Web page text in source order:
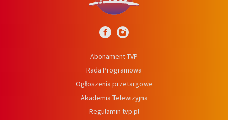
Abonament TVP
Rada Programowa
Ogłoszenia przetargowe
Akademia Telewizyjna
Regulamin tvp.pl